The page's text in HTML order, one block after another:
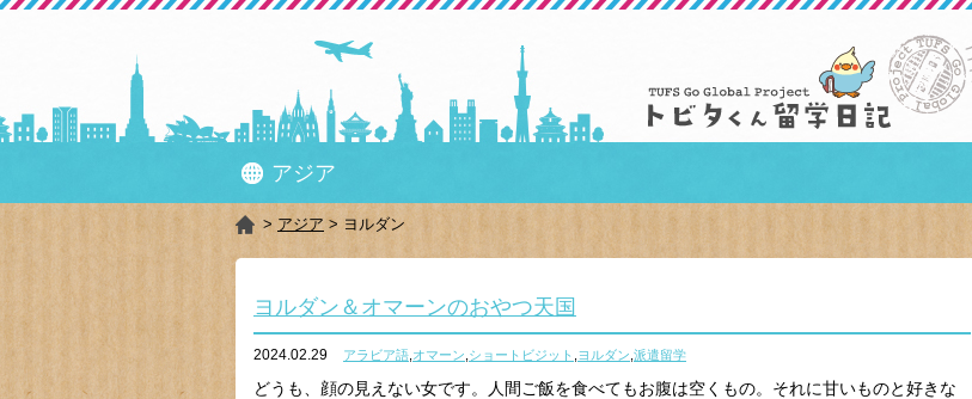
アジア
> アジア> ヨルダン
ヨルダン＆オマーンのおやつ天国
2024.02.29 アラビア語 オマーン ショートビジット ヨルダン 派遣留学
どうも、顔の見えない女です。人間ご飯を食べてもお腹は空くもの。それに甘いものと好きな